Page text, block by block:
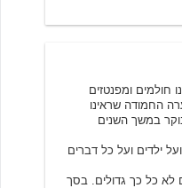
חולמים ומפנטזים
החמודה שראינו
במשך השנים
ילדים ועל כל דברים
לא כל כך גדולים. בסך